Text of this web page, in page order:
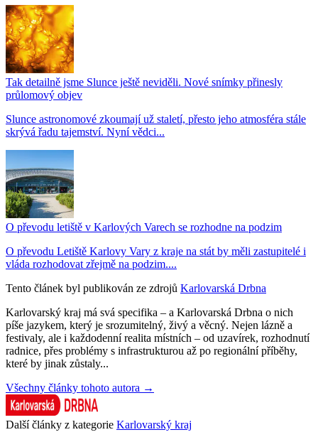
Tak detailně jsme Slunce ještě neviděli. Nové snímky přinesly
průlomový objev
Slunce astronomové zkoumají už staletí, přesto jeho atmosféra stále
skrývá řadu tajemství. Nyní vědci...
O převodu letiště v Karlových Varech se rozhodne na podzim
O převodu Letiště Karlovy Vary z kraje na stát by měli zastupitelé i
vláda rozhodovat zřejmě na podzim....
Tento článek byl publikován ze zdrojů Karlovarská Drbna
Karlovarský kraj má svá specifika – a Karlovarská Drbna o nich
píše jazykem, který je srozumitelný, živý a věcný. Nejen lázně a
festivaly, ale i každodenní realita místních – od uzavírek, rozhodnutí
radnice, přes problémy s infrastrukturou až po regionální příběhy,
které by jinak zůstaly...
Všechny články tohoto autora →
Další články z kategorie Karlovarský kraj